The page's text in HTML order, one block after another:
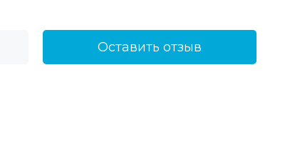
Оставить отзыв